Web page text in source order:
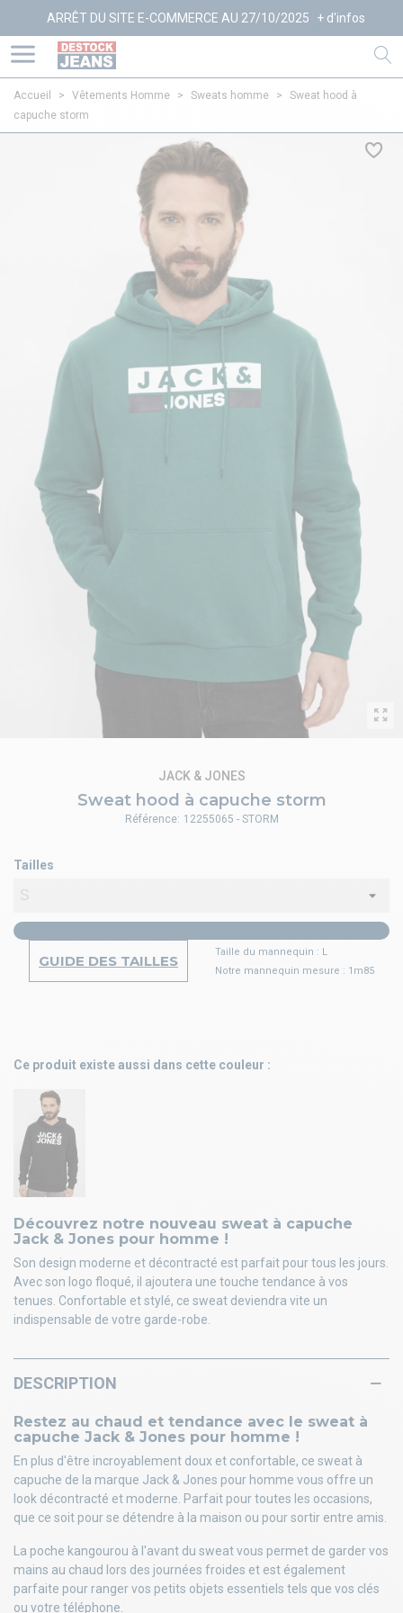
ARRÊT DU SITE E-COMMERCE AU 27/10/2025 + d'infos
Accueil > Vêtements Homme > Sweats homme >
Sweat hood à
capuche storm
Sweat hood à capuche storm
JACK & JONES
Découvrez notre nouveau sweat à capuche
Jack & Jones pour homme !
Son design moderne et décontracté est parfait pour tous les jours.
Avec son logo floqué, il ajoutera une touche tendance à vos
tenues. Confortable et stylé, ce sweat deviendra vite un
indispensable de votre garde-robe.
Tailles
GUIDE DES TAILLES
Taille du mannequin : L
Notre mannequin mesure : 1m85
Référence: 12255065 - STORM
Ce produit existe aussi dans cette couleur :
DESCRIPTION
Restez au chaud et tendance avec le sweat à
capuche Jack & Jones pour homme !
En plus d'être incroyablement doux et confortable, ce sweat à
capuche de la marque Jack & Jones pour homme vous offre un
look décontracté et moderne. Parfait pour toutes les occasions,
que ce soit pour se détendre à la maison ou pour sortir entre amis.
La poche kangourou à l'avant du sweat vous permet de garder vos
mains au chaud lors des journées froides et est également
parfaite pour ranger vos petits objets essentiels tels que vos clés
ou votre téléphone.